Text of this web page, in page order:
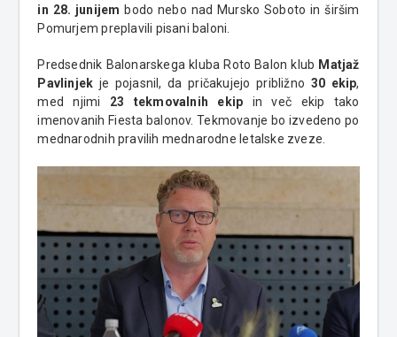
in 28. junijem bodo nebo nad Mursko Soboto in širšim
Pomurjem preplavili pisani baloni.
Predsednik Balonarskega kluba Roto Balon klub Matjaž
Pavlinjek je pojasnil, da pričakujejo približno 30 ekip,
med njimi 23 tekmovalnih ekip in več ekip tako
imenovanih Fiesta balonov. Tekmovanje bo izvedeno po
mednarodnih pravilih mednarodne letalske zveze.